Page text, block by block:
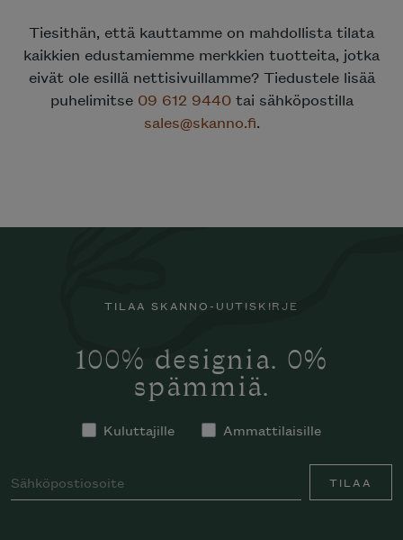
Tiesithän, että kauttamme on mahdollista tilata
kaikkien edustamiemme merkkien tuotteita, jotka
eivät ole esillä nettisivuillamme? Tiedustele lisää
puhelimitse 09 612 9440tai sähköpostilla
sales@skanno.fi.
TILAA SKANNO-UUTISKIRJE
100% designia. 0%
spämmiä.
Kuluttajille Ammattilaisille
TILAA